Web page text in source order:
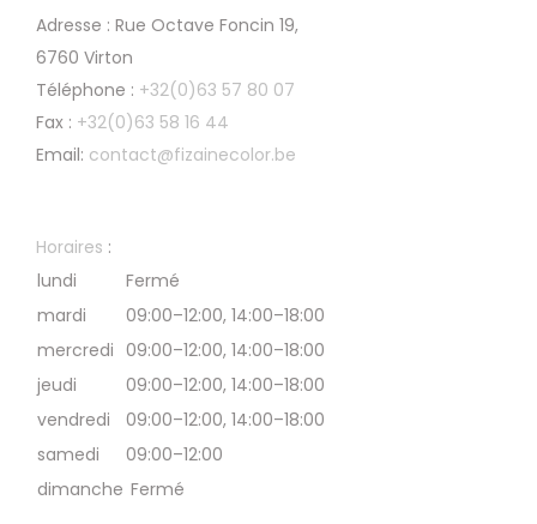
Adresse : Rue Octave Foncin 19,
6760 Virton
Téléphone : +32(0)63 57 80 07
Fax : +32(0)63 58 16 44
Email: contact@fizainecolor.be
Horaires :
lundi
Fermé
mardi
09:00–12:00, 14:00–18:00
mercredi 09:00–12:00, 14:00–18:00
jeudi
09:00–12:00, 14:00–18:00
vendredi
09:00–12:00, 14:00–18:00
samedi
09:00–12:00
dimanche Fermé